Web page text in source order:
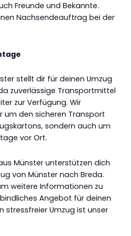
Freunde und Bekannte.
Nachsendeauftrag bei der
stellt dir für deinen Umzug
zuverlässige Transportmittel
zur Verfügung. Wir
um den sicheren Transport
sondern auch um
vor Ort.
Münster unterstützen dich
von Münster nach Breda.
weitere Informationen zu
Angebot für deinen
stressfreier Umzug ist unser